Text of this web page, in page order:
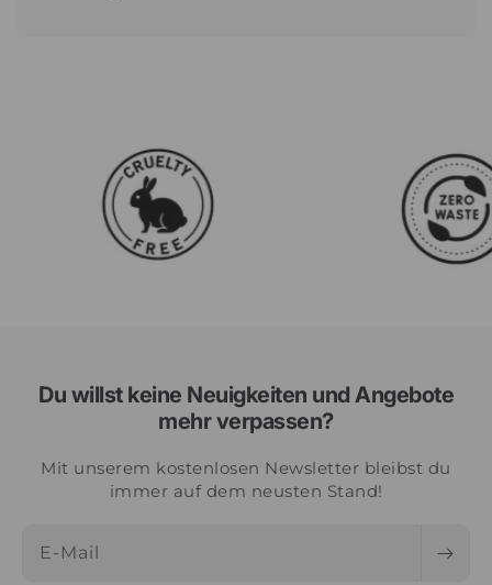
Du willst keine Neuigkeiten und Angebote
mehr verpassen?
Mit unserem kostenlosen Newsletter bleibst du
immer auf dem neusten Stand!
E-Mail